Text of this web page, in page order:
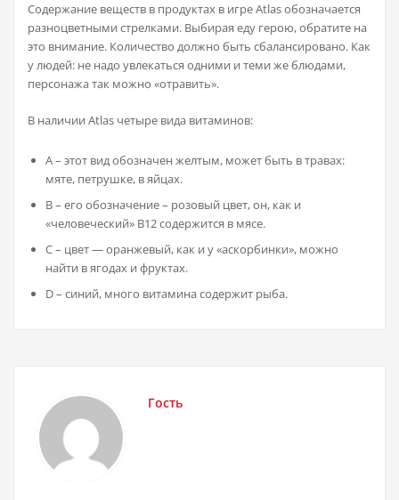
Содержание веществ в продуктах в игре Atlas обозначается
разноцветными стрелками. Выбирая еду герою, обратите на
это внимание. Количество должно быть сбалансировано. Как
у людей: не надо увлекаться одними и теми же блюдами,
персонажа так можно «отравить».
В наличии Atlas четыре вида витаминов:
А – этот вид обозначен желтым, может быть в травах:
мяте, петрушке, в яйцах.
В – его обозначение – розовый цвет, он, как и
«человеческий» В12 содержится в мясе.
С – цвет — оранжевый, как и у «аскорбинки», можно
найти в ягодах и фруктах.
D – синий, много витамина содержит рыба.
Гость